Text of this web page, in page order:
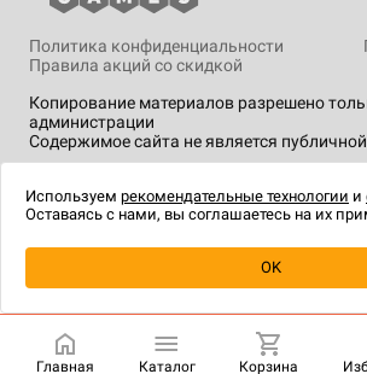
Купить| 1 490 ₽
Копирование материалов разрешено
администрации
Содержимое сайта не является
Политика конфиденциальности
Правила акций со скидкой
технологии.
Главная Каталог Корзина
Используем рекомендательные технологии и
Оставаясь с нами, вы соглашаетесь на их
OK